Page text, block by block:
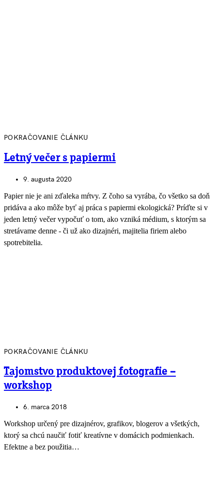
POKRAČOVANIE ČLÁNKU
Letný večer s papiermi
9. augusta 2020
Papier nie je ani zďaleka mŕtvy. Z čoho sa vyrába, čo všetko sa doň
pridáva a ako môže byť aj práca s papiermi ekologická? Príďte si v
jeden letný večer vypočuť o tom, ako vzniká médium, s ktorým sa
stretávame denne - či už ako dizajnéri, majitelia firiem alebo
spotrebitelia.
POKRAČOVANIE ČLÁNKU
Tajomstvo produktovej fotografie –
workshop
6. marca 2018
Workshop určený pre dizajnérov, grafikov, blogerov a všetkých,
ktorý sa chcú naučiť fotiť kreatívne v domácich podmienkach.
Efektne a bez použitia…